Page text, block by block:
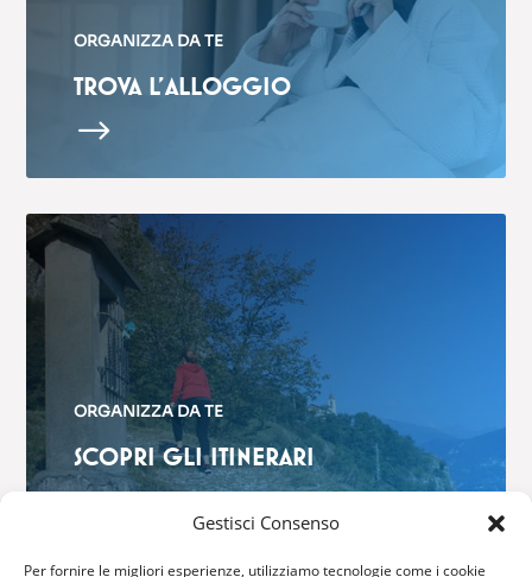
Gestisci Consenso
Per fornire le migliori esperienze, utilizziamo tecnologie come i cookie
ORGANIZZA DA TE
TROVA L’ALLOGGIO
$
ORGANIZZA DA TE
SCOPRI GLI ITINERARI
$